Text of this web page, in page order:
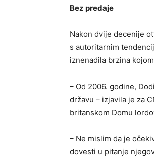
Bez predaje
Nakon dvije decenije
s autoritarnim
iznenadila brzina
– Od 2006. godine,
državu – izjavila je za
britanskom Domu
– Ne mislim da je
dovesti u pitanje